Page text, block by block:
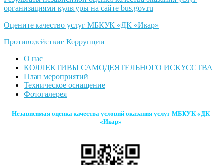
организациями культуры на сайте bus.gov.ru
Оцените качество услуг МБКУК «ДК «Икар»
Противодействие Коррупции
О нас
КОЛЛЕКТИВЫ САМОДЕЯТЕЛЬНОГО ИСКУССТВА
План мероприятий
Техническое оснащение
Фотогалерея
Независимая оценка качества условий оказания услуг МБКУК «ДК
«Икар»